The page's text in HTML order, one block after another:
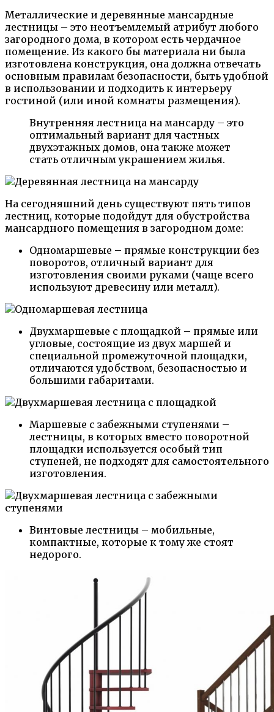
Металлические и деревянные мансардные
лестницы – это неотъемлемый атрибут любого
загородного дома, в котором есть чердачное
помещение. Из какого бы материала ни была
изготовлена конструкция, она должна отвечать
основным правилам безопасности, быть удобной
в использовании и подходить к интерьеру
гостиной (или иной комнаты размещения).
Внутренняя лестница на мансарду – это
оптимальный вариант для частных
двухэтажных домов, она также может
стать отличным украшением жилья.
На сегодняшний день существуют пять типов
лестниц, которые подойдут для обустройства
мансардного помещения в загородном доме:
Одномаршевые – прямые конструкции без
поворотов, отличный вариант для
изготовления своими руками (чаще всего
используют древесину или металл).
Двухмаршевые с площадкой – прямые или
угловые, состоящие из двух маршей и
специальной промежуточной площадки,
отличаются удобством, безопасностью и
большими габаритами.
Маршевые с забежными ступенями –
лестницы, в которых вместо поворотной
площадки используется особый тип
ступеней, не подходят для самостоятельного
изготовления.
Винтовые лестницы – мобильные,
компактные, которые к тому же стоят
недорого.